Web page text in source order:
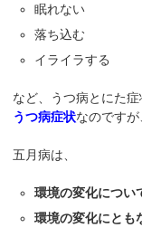
眠れない
落ち込む
イライラする
など、うつ病とにた
うつ病症状なのですが
五月病は、
環境の変化につい
環境の変化にとも